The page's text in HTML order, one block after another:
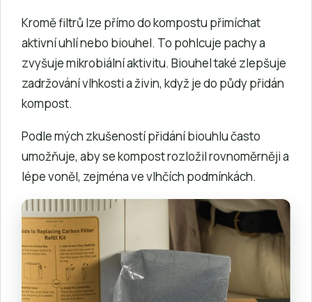
Kromě filtrů lze přímo do kompostu přimíchat
aktivní uhlí nebo biouhel. To pohlcuje pachy a
zvyšuje mikrobiální aktivitu. Biouhel také zlepšuje
zadržování vlhkosti a živin, když je do půdy přidán
kompost.
Podle mých zkušeností přidání biouhlu často
umožňuje, aby se kompost rozložil rovnoměrněji a
lépe voněl, zejména ve vlhčích podmínkách.